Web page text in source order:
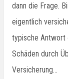
dann die Frage.
eigentlich
typische Antwort
Schäden durch
Versicherung…